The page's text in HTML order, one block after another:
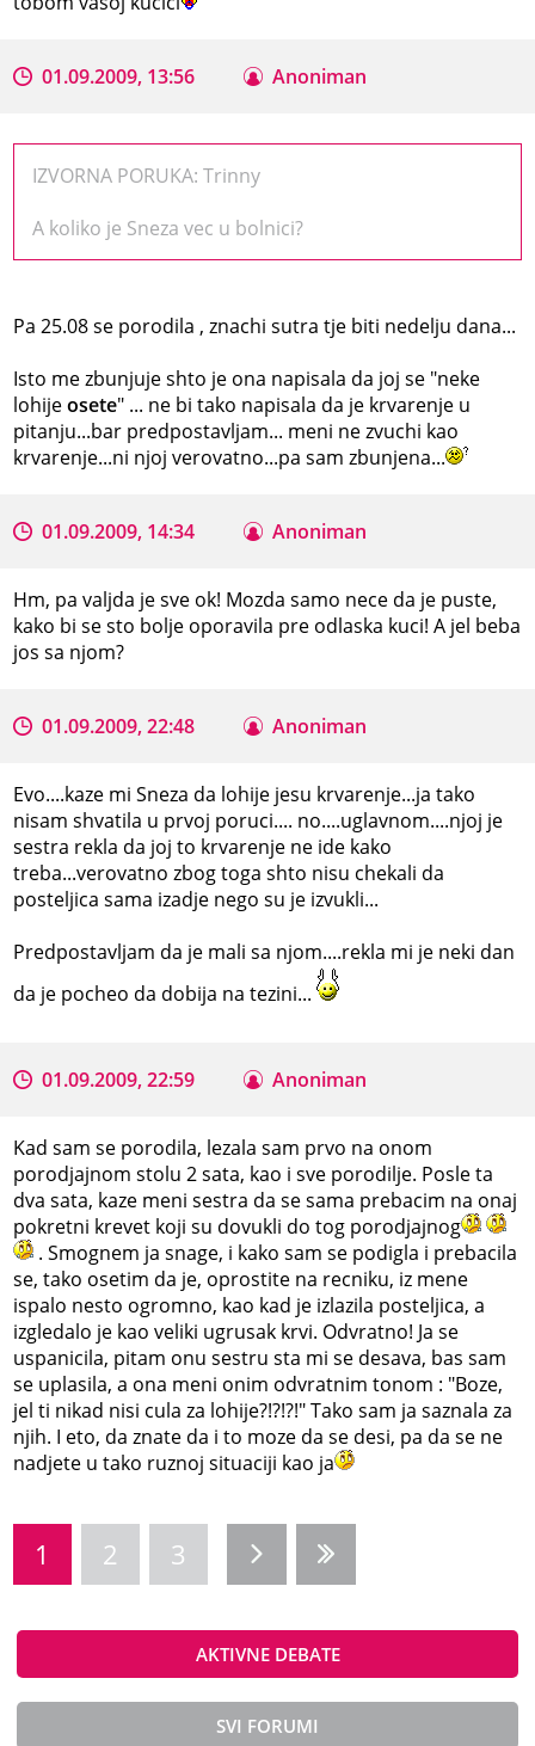
01.09.2009, 13:56 Anoniman
IZVORNA PORUKA: Trinny
A koliko je Sneza vec u bolnici?
Pa 25.08 se porodila , znachi sutra tje biti nedelju dana...
Isto me zbunjuje shto je ona napisala da joj se "neke
lohijeosete" ... ne bi tako napisala da je krvarenje u
pitanju...bar predpostavljam... meni ne zvuchi kao
krvarenje...ni njoj verovatno...pa sam zbunjena...
01.09.2009, 14:34 Anoniman
Hm, pa valjda je sve ok! Mozda samo nece da je puste,
kako bi se sto bolje oporavila pre odlaska kuci! A jel beba
jos sa njom?
01.09.2009, 22:48 Anoniman
Evo....kaze mi Sneza da lohije jesu krvarenje...ja tako
nisam shvatila u prvoj poruci.... no....uglavnom....njoj je
sestra rekla da joj to krvarenje ne ide kako
treba...verovatno zbog toga shto nisu chekali da
posteljica sama izadje nego su je izvukli...
Predpostavljam da je mali sa njom....rekla mi je neki dan
da je pocheo da dobija na tezini...
01.09.2009, 22:59 Anoniman
Kad sam se porodila, lezala sam prvo na onom
porodjajnom stolu 2 sata, kao i sve porodilje. Posle ta
dva sata, kaze meni sestra da se sama prebacim na onaj
pokretni krevet koji su dovukli do tog porodjajnog
. Smognem ja snage, i kako sam se podigla i prebacila
se, tako osetim da je, oprostite na recniku, iz mene
ispalo nesto ogromno, kao kad je izlazila posteljica, a
izgledalo je kao veliki ugrusak krvi. Odvratno! Ja se
uspanicila, pitam onu sestru sta mi se desava, bas sam
se uplasila, a ona meni onim odvratnim tonom : "Boze,
jel ti nikad nisi cula za lohije?!?!?!" Tako sam ja saznala za
njih. I eto, da znate da i to moze da se desi, pa da se ne
nadjete u tako ruznoj situaciji kao ja
1 2 3
AKTIVNE DEBATE
SVI FORUMI